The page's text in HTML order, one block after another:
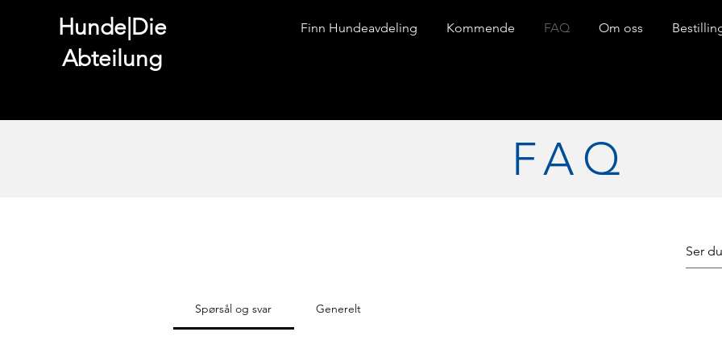
Hunde|Die
Abteilung
Finn Hundeavdeling Kommende FAQ Om oss
FAQ
Spørsål og svar Generelt